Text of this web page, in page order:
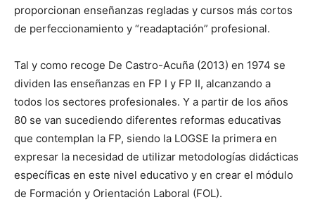
proporcionan enseñanzas regladas y cursos más cortos
de perfeccionamiento y “readaptación” profesional.
Tal y como recoge De Castro-Acuña (2013) en 1974 se
dividen las enseñanzas en FP I y FP II, alcanzando a
todos los sectores profesionales. Y a partir de los años
80 se van sucediendo diferentes reformas educativas
que contemplan la FP, siendo la LOGSE la primera en
expresar la necesidad de utilizar metodologías didácticas
específicas en este nivel educativo y en crear el módulo
de Formación y Orientación Laboral (FOL).